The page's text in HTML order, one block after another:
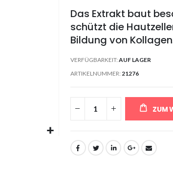
Das Extrakt baut
schützt die
Bildung von
VERFÜGBARKEIT: AUF LAGER
ARTIKELNUMMER 21276
ZUM